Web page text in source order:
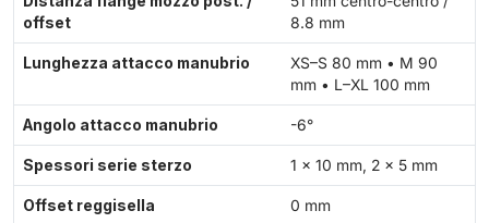
offset
8.8 mm
Lunghezza attacco manubrio
XS–S 80 mm • M 90
mm • L–XL 100 mm
Angolo attacco manubrio -6°
Spessori serie sterzo 1 × 10 mm, 2 × 5 mm
Offset reggisella 0 mm